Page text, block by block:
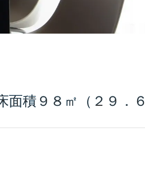
積９８㎡（２９．６